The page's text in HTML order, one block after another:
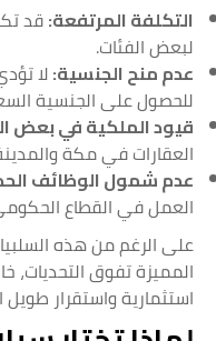
التكلفة المرتفعة:قد
لبعض الفئات.
عدم منح الجنسية:لا
للحصول على الجنسية
قيود الملكية في بعض
العقارات في مكة
عدم شمول الوظائف
العمل في القطاع
على الرغم من هذه
المميزة تفوق التحديات،
استثمارية واستقرار طويل